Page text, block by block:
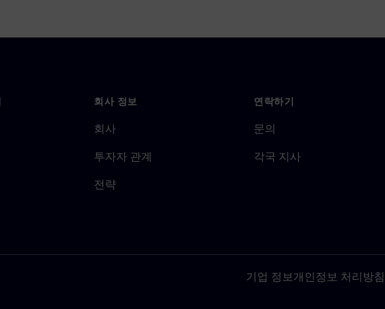
회사 정보
회사
투자자 관계
전략
연락하기
문의
각국 지사
기업 정보개인정보 처리방침